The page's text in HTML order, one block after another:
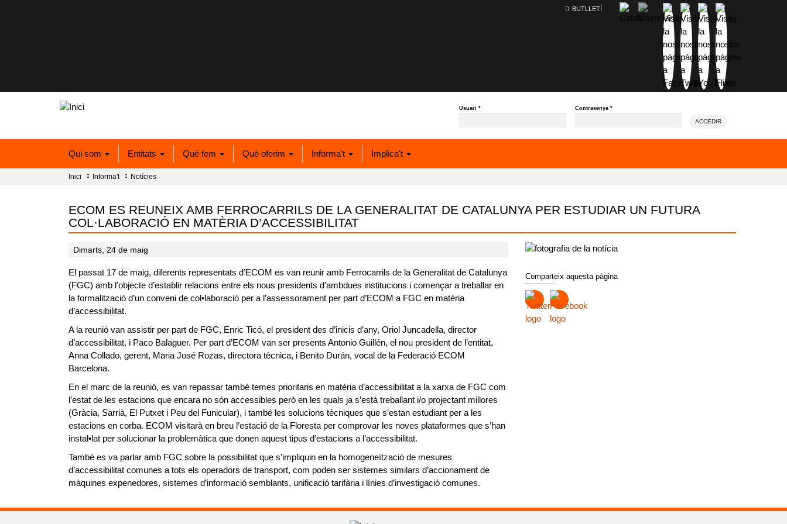
BUTLLETÍ
Usuari* Contrasenya*
ACCEDIR
Qui som Entitats Què fem Què oferim Informa't Implica't
Inici Informa't Notícies
ECOM ES REUNEIX AMB FERROCARRILS DE LA GENERALITAT DE CATALUNYA PER ESTUDIAR UN FUTURA
COL·LABORACIÓ EN MATÈRIA D’ACCESSIBILITAT
Dimarts, 24 de maig
El passat 17 de maig, diferents representats d’ECOM es van reunir amb Ferrocarrils de la Generalitat de Catalunya
(FGC) amb l’objecte d’establir relacions entre els nous presidents d’ambdues institucions i començar a treballar en
la formalització d’un conveni de col•laboració per a l’assessorament per part d’ECOM a FGC en matèria
d’accessibilitat.
A la reunió van assistir per part de FGC, Enric Ticó, el president des d’inicis d’any, Oriol Juncadella, director
d’accessibilitat, i Paco Balaguer. Per part d’ECOM van ser presents Antonio Guillén, el nou president de l’entitat,
Anna Collado, gerent, Maria José Rozas, directora tècnica, i Benito Durán, vocal de la Federació ECOM
Barcelona.
En el marc de la reunió, es van repassar també temes prioritaris en matèria d’accessibilitat a la xarxa de FGC com
l’estat de les estacions que encara no són accessibles però en les quals ja s’està treballant i/o projectant millores
(Gràcia, Sarrià, El Putxet i Peu del Funicular), i també les solucions tècniques que s’estan estudiant per a les
estacions en corba. ECOM visitarà en breu l’estació de la Floresta per comprovar les noves plataformes que s’han
instal•lat per solucionar la problemàtica que donen aquest tipus d’estacions a l’accessibilitat.
També es va parlar amb FGC sobre la possibilitat que s’impliquin en la homogeneïtzació de mesures
d’accessibilitat comunes a tots els operadors de transport, com poden ser sistemes similars d’accionament de
màquines expenedores, sistemes d’informació semblants, unificació tarifària i línies d’investigació comunes.
Comparteix aquesta pàgina